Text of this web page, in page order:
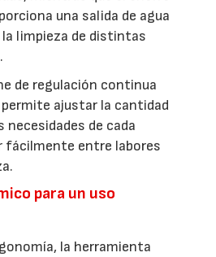
una salida de agua
la limpieza de distintas
de regulación continua
permite ajustar la cantidad
necesidades de cada
fácilmente entre labores
para un uso
la herramienta